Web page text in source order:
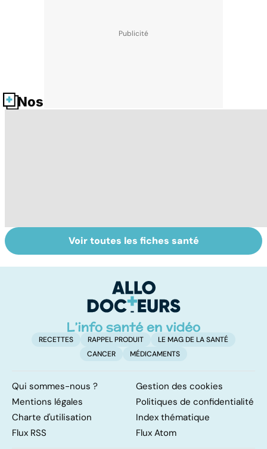
Nos fiches santé
osseuse : des
La sciatique : un
symptôme
Voir toutes les fiches santé
RECETTES RAPPEL PRODUIT
LE MAG DE LA SANTÉ
CANCER
MÉDICAMENTS
Qui sommes-nous ?
Gestion des cookies
Mentions légales
Politiques de confidentialité
Charte d'utilisation
Index thématique
Flux RSS
Flux Atom